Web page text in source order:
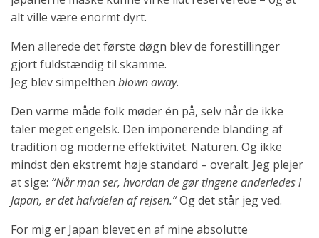
alt ville være enormt dyrt.
Men allerede det første døgn blev de forestillinger
gjort fuldstændig til skamme.
Jeg blev simpelthen blown away.
Den varme måde folk møder én på, selv når de ikke
taler meget engelsk. Den imponerende blanding af
tradition og moderne effektivitet. Naturen. Og ikke
mindst den ekstremt høje standard – overalt. Jeg plejer
at sige: “Når man ser, hvordan de gør tingene anderledes i
Japan, er det halvdelen af rejsen.”Og det står jeg ved.
For mig er Japan blevet en af mine absolutte